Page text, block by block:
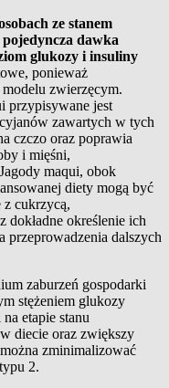
ze stanem
dawka
glukozy i insuliny
ponieważ
zwierzęcym.
przypisywane jest
zawartych w tych
czczo oraz poprawia
i mięśni,
maqui, obok
diety mogą być
z cukrzycą,
dokładne określenie ich
przeprowadzenia dalszych
zaburzeń gospodarki
stężeniem glukozy
etapie stanu
diecie oraz zwiększy
zminimalizować
2.